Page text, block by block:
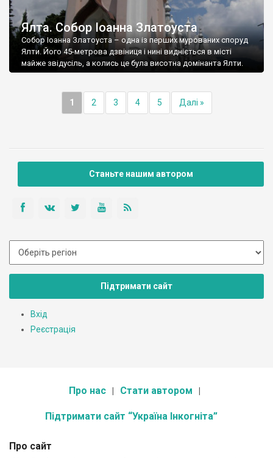
Ялта. Собор Іоанна Златоуста
Собор Іоанна Златоуста – одна із перших мурованих споруд
Ялти. Його 45-метрова дзвіниця і нині видніється в місті
майже звідусіль, а колись це була висотна домінанта Ялти.
1 2 3 4 5 Далі »
Станьте нашим автором
Підтримати сайт
Вхід
Реєстрація
Про нас Стати автором
Підтримати сайт “Україна Інкогніта”
Про сайт